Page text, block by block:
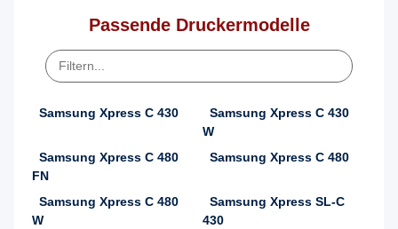
Passende Druckermodelle
Samsung Xpress C 430
Samsung Xpress C 430
W
Samsung Xpress C 480
FN
Samsung Xpress C 480
Samsung Xpress C 480
W
Samsung Xpress SL-C
430